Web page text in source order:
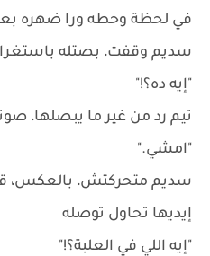
في لحظة وحطه ورا ضهره
سديم وقفت، بصتله
"إيه ده؟!"
تيم رد من غير ما يبصلها،
"امشي."
سديم متحركتش، بالعكس،
إيديها تحاول توصله
"إيه اللي في العلبة؟!"